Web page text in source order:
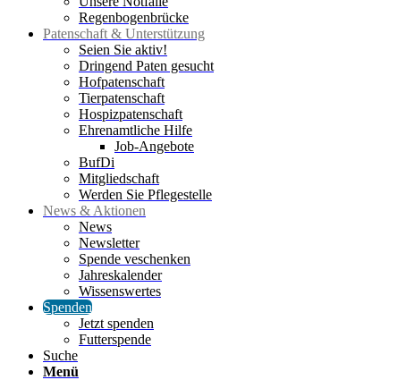
Regenbogenbrücke
Patenschaft & Unterstützung
Seien Sie aktiv!
Dringend Paten gesucht
Hofpatenschaft
Tierpatenschaft
Hospizpatenschaft
Ehrenamtliche Hilfe
Job-Angebote
BufDi
Mitgliedschaft
Werden Sie Pflegestelle
News & Aktionen
News
Newsletter
Spende veschenken
Jahreskalender
Wissenswertes
Spenden
Jetzt spenden
Futterspende
Suche
Menü